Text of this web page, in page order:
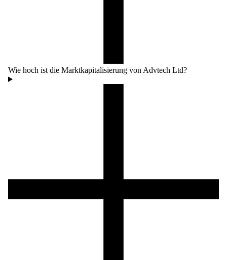
Wie hoch ist die Marktkapitalisierung von Advtech Ltd?